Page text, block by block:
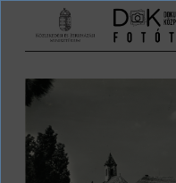
Ugrás a tartalomra